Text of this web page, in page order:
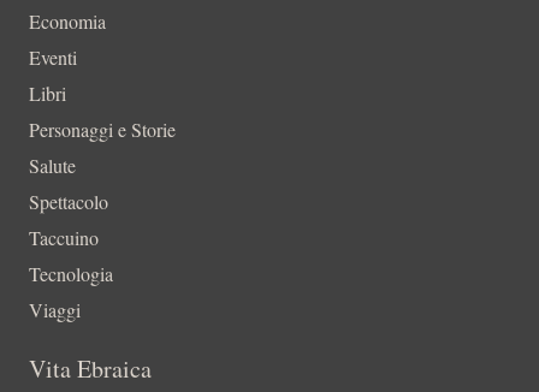
Economia
Eventi
Libri
Personaggi e Storie
Salute
Spettacolo
Taccuino
Tecnologia
Viaggi
Vita Ebraica